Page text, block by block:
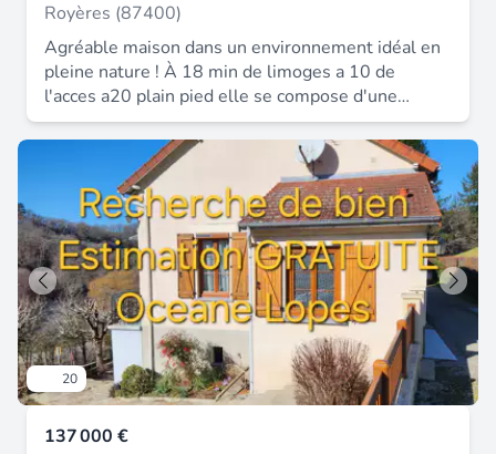
Royères (87400)
Agréable maison dans un environnement idéal en
pleine nature ! À 18 min de limoges a 10 de
l'acces a20 plain pied elle se compose d'une
grande pièce de vie avec cuisine ouverte, un
cellier, trois chambres, une salle de bain. Le tout
avec un terrain clos et un abris de jardin les + un
environnement calme vue agréable pompe à
chaleur chauffage au sol maison récente.
20
137 000 €